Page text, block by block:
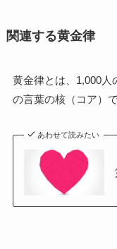
関連する黄金律
黄金律とは、1,000人
の言葉の核（コア）で
あわせて読みたい